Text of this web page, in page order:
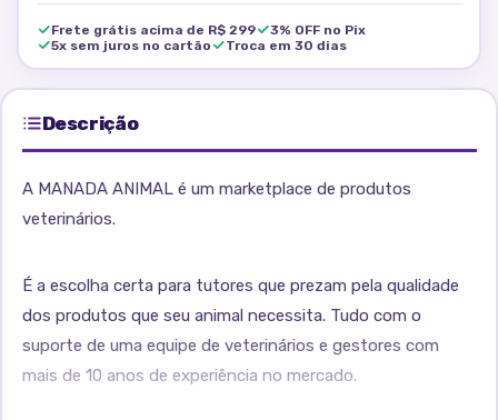
Frete grátis acima de R$ 299
3% OFF no Pix
5x sem juros no cartão
Troca em 30 dias
Descrição
A MANADA ANIMAL é um marketplace de produtos
veterinários.
É a escolha certa para tutores que prezam pela qualidade
dos produtos que seu animal necessita. Tudo com o
suporte de uma equipe de veterinários e gestores com
mais de 10 anos de experiência no mercado.